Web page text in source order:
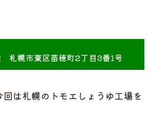
札幌市東区苗穂町2丁目3番1号
は札幌のトモエしょうゆ工場を